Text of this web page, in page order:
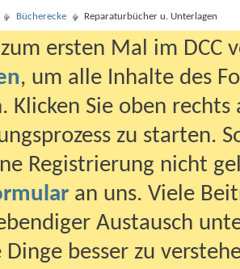
Bücherecke Reparaturbücher u. Unterlagen
ersten Mal im DCC
, um alle Inhalte des
Klicken Sie oben
zu starten.
Registrierung nicht
an uns. Viele
Austausch
besser zu